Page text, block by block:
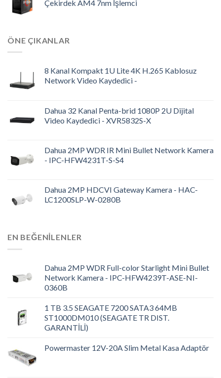
Çekirdek AM4 7nm İşlemci
ÖNE ÇIKANLAR
8 Kanal Kompakt 1U Lite 4K H.265 Kablosuz
Network Video Kaydedici -
Dahua 32 Kanal Penta-brid 1080P 2U Dijital
Video Kaydedici - XVR5832S-X
Dahua 2MP WDR IR Mini Bullet Network Kamera
- IPC-HFW4231T-S-S4
Dahua 2MP HDCVI Gateway Kamera - HAC-
LC1200SLP-W-0280B
EN BEĞENILENLER
Dahua 2MP WDR Full-color Starlight Mini Bullet
Network Kamera - IPC-HFW4239T-ASE-NI-
0360B
1 TB 3.5 SEAGATE 7200 SATA3 64MB
ST1000DM010 (SEAGATE TR DIST.
GARANTİLİ)
Powermaster 12V-20A Slim Metal Kasa Adaptör